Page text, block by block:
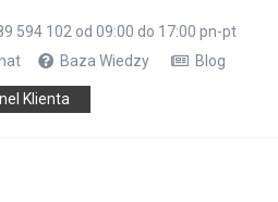
594 102 od 09:00 do 17:00 pn-pt
Baza Wiedzy Blog
Klienta